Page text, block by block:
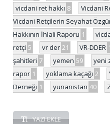
vicdani ret hakkı 8
Vicdani
Vicdani Retçilerin Seyahat
Hakkının İhlali Raporu 1
retçi 5 vr der 21 VR-DDER 1
şahitleri 7 yemen 59 yeni
rapor 1 yoklama kaçağı 2
Derneği 1 yunanistan 40
YAZI EKLE